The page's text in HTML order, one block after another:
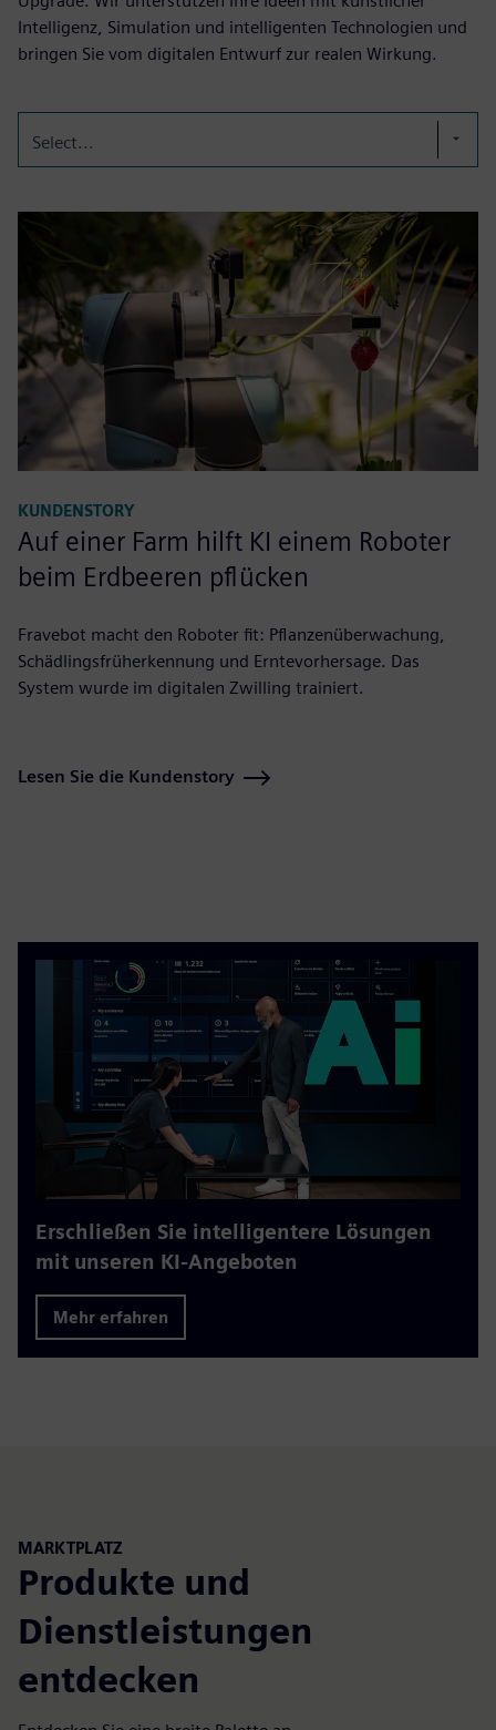
Intelligenz, Simulation und intelligenten Technologien und
bringen Sie vom digitalen Entwurf zur realen Wirkung.
Select...
KUNDENSTORY
Auf einer Farm hilft KI einem Roboter
beim Erdbeeren pflücken
Fravebot macht den Roboter fit: Pflanzenüberwachung,
Schädlingsfrüherkennung und Erntevorhersage. Das
System wurde im digitalen Zwilling trainiert.
Lesen Sie die Kundenstory
Erschließen Sie intelligentere Lösungen
mit unseren KI-Angeboten
Mehr erfahren
MARKTPLATZ
Produkte und
Dienstleistungen
entdecken